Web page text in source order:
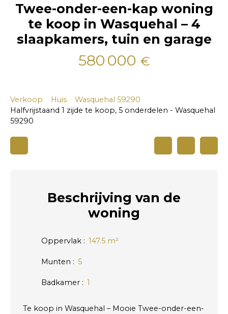
Twee-onder-een-kap woning
te koop in Wasquehal – 4
slaapkamers, tuin en garage
580 000 €
Verkoop Huis
Wasquehal 59290
Halfvrijstaand 1 zijde te koop, 5 onderdelen - Wasquehal
59290
Beschrijving van de
woning
Oppervlak : 147.5 m²
Munten : 5
Badkamer : 1
Te koop in Wasquehal – Mooie Twee-onder-een-